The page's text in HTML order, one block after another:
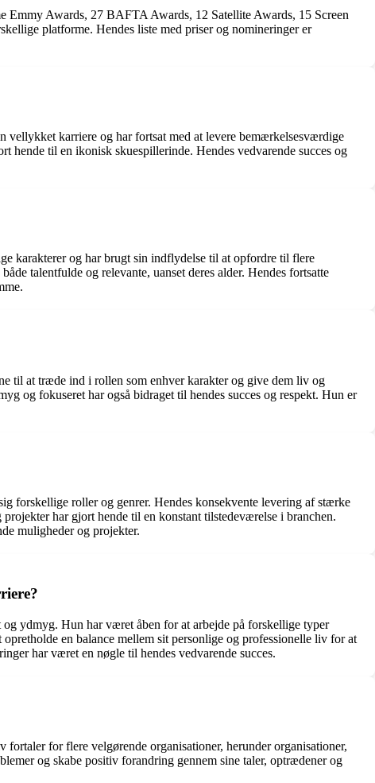
Emmy Awards, 27 BAFTA Awards, 12 Satellite Awards, 15 Screen
platforme. Hendes liste med priser og nomineringer er
vellykket karriere og har fortsat med at levere bemærkelsesværdige
hende til en ikonisk skuespillerinde. Hendes vedvarende succes og
karakterer og har brugt sin indflydelse til at opfordre til flere
talentfulde og relevante, uanset deres alder. Hendes fortsatte
til at træde ind i rollen som enhver karakter og give dem liv og
og fokuseret har også bidraget til hendes succes og respekt. Hun er
forskellige roller og genrer. Hendes konsekvente levering af stærke
har gjort hende til en konstant tilstedeværelse i branchen.
muligheder og projekter.
ydmyg. Hun har været åben for at arbejde på forskellige typer
en balance mellem sit personlige og professionelle liv for at
har været en nøgle til hendes vedvarende succes.
for flere velgørende organisationer, herunder organisationer,
og skabe positiv forandring gennem sine taler, optrædener og